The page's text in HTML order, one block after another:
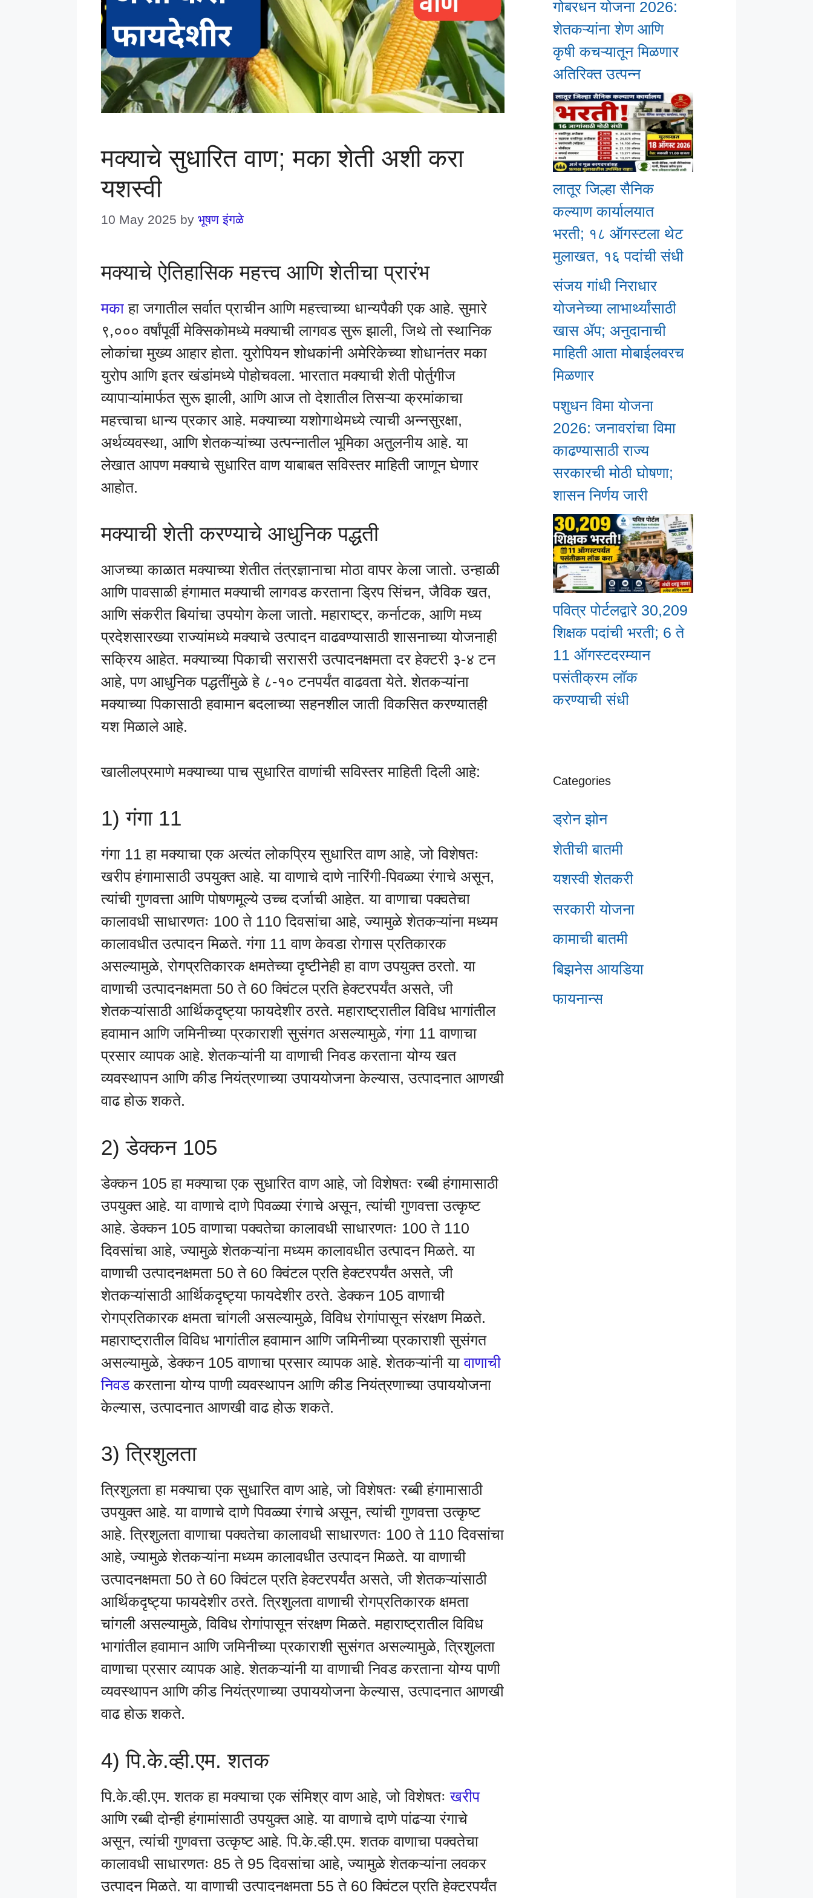
मक्याचे सुधारित वाण; मका शेती अशी करा
यशस्वी
10 May 2025 by भूषण इंगळे
मक्याचे ऐतिहासिक महत्त्व आणि शेतीचा प्रारंभ
मका हा जगातील सर्वात प्राचीन आणि महत्त्वाच्या धान्यपैकी एक आहे. सुमारे
९,००० वर्षांपूर्वी मेक्सिकोमध्ये मक्याची लागवड सुरू झाली, जिथे तो स्थानिक
लोकांचा मुख्य आहार होता. युरोपियन शोधकांनी अमेरिकेच्या शोधानंतर मका
युरोप आणि इतर खंडांमध्ये पोहोचवला. भारतात मक्याची शेती पोर्तुगीज
व्यापाऱ्यांमार्फत सुरू झाली, आणि आज तो देशातील तिसऱ्या क्रमांकाचा
महत्त्वाचा धान्य प्रकार आहे. मक्याच्या यशोगाथेमध्ये त्याची अन्नसुरक्षा,
अर्थव्यवस्था, आणि शेतकऱ्यांच्या उत्पन्नातील भूमिका अतुलनीय आहे. या
लेखात आपण मक्याचे सुधारित वाण याबाबत सविस्तर माहिती जाणून घेणार
आहोत.
मक्याची शेती करण्याचे आधुनिक पद्धती
आजच्या काळात मक्याच्या शेतीत तंत्रज्ञानाचा मोठा वापर केला जातो. उन्हाळी
आणि पावसाळी हंगामात मक्याची लागवड करताना ड्रिप सिंचन, जैविक खत,
आणि संकरीत बियांचा उपयोग केला जातो. महाराष्ट्र, कर्नाटक, आणि मध्य
प्रदेशसारख्या राज्यांमध्ये मक्याचे उत्पादन वाढवण्यासाठी शासनाच्या योजनाही
सक्रिय आहेत. मक्याच्या पिकाची सरासरी उत्पादनक्षमता दर हेक्टरी ३-४ टन
आहे, पण आधुनिक पद्धतींमुळे हे ८-१० टनपर्यंत वाढवता येते. शेतकऱ्यांना
मक्याच्या पिकासाठी हवामान बदलाच्या सहनशील जाती विकसित करण्यातही
यश मिळाले आहे.
खालीलप्रमाणे मक्याच्या पाच सुधारित वाणांची सविस्तर माहिती दिली आहे:
1) गंगा 11
गंगा 11 हा मक्याचा एक अत्यंत लोकप्रिय सुधारित वाण आहे, जो विशेषतः
खरीप हंगामासाठी उपयुक्त आहे. या वाणाचे दाणे नारिंगी-पिवळ्या रंगाचे असून,
त्यांची गुणवत्ता आणि पोषणमूल्ये उच्च दर्जाची आहेत. या वाणाचा पक्वतेचा
कालावधी साधारणतः 100 ते 110 दिवसांचा आहे, ज्यामुळे शेतकऱ्यांना मध्यम
कालावधीत उत्पादन मिळते. गंगा 11 वाण केवडा रोगास प्रतिकारक
असल्यामुळे, रोगप्रतिकारक क्षमतेच्या दृष्टीनेही हा वाण उपयुक्त ठरतो. या
वाणाची उत्पादनक्षमता 50 ते 60 क्विंटल प्रति हेक्टरपर्यंत असते, जी
शेतकऱ्यांसाठी आर्थिकदृष्ट्या फायदेशीर ठरते. महाराष्ट्रातील विविध भागांतील
हवामान आणि जमिनीच्या प्रकाराशी सुसंगत असल्यामुळे, गंगा 11 वाणाचा
प्रसार व्यापक आहे. शेतकऱ्यांनी या वाणाची निवड करताना योग्य खत
व्यवस्थापन आणि कीड नियंत्रणाच्या उपाययोजना केल्यास, उत्पादनात आणखी
वाढ होऊ शकते.
2) डेक्कन 105
डेक्कन 105 हा मक्याचा एक सुधारित वाण आहे, जो विशेषतः रब्बी हंगामासाठी
उपयुक्त आहे. या वाणाचे दाणे पिवळ्या रंगाचे असून, त्यांची गुणवत्ता उत्कृष्ट
आहे. डेक्कन 105 वाणाचा पक्वतेचा कालावधी साधारणतः 100 ते 110
दिवसांचा आहे, ज्यामुळे शेतकऱ्यांना मध्यम कालावधीत उत्पादन मिळते. या
वाणाची उत्पादनक्षमता 50 ते 60 क्विंटल प्रति हेक्टरपर्यंत असते, जी
शेतकऱ्यांसाठी आर्थिकदृष्ट्या फायदेशीर ठरते. डेक्कन 105 वाणाची
रोगप्रतिकारक क्षमता चांगली असल्यामुळे, विविध रोगांपासून संरक्षण मिळते.
महाराष्ट्रातील विविध भागांतील हवामान आणि जमिनीच्या प्रकाराशी सुसंगत
असल्यामुळे, डेक्कन 105 वाणाचा प्रसार व्यापक आहे. शेतकऱ्यांनी यावाणाची
निवडकरताना योग्य पाणी व्यवस्थापन आणि कीड नियंत्रणाच्या उपाययोजना
केल्यास, उत्पादनात आणखी वाढ होऊ शकते.
3) त्रिशुलता
त्रिशुलता हा मक्याचा एक सुधारित वाण आहे, जो विशेषतः रब्बी हंगामासाठी
उपयुक्त आहे. या वाणाचे दाणे पिवळ्या रंगाचे असून, त्यांची गुणवत्ता उत्कृष्ट
आहे. त्रिशुलता वाणाचा पक्वतेचा कालावधी साधारणतः 100 ते 110 दिवसांचा
आहे, ज्यामुळे शेतकऱ्यांना मध्यम कालावधीत उत्पादन मिळते. या वाणाची
उत्पादनक्षमता 50 ते 60 क्विंटल प्रति हेक्टरपर्यंत असते, जी शेतकऱ्यांसाठी
आर्थिकदृष्ट्या फायदेशीर ठरते. त्रिशुलता वाणाची रोगप्रतिकारक क्षमता
चांगली असल्यामुळे, विविध रोगांपासून संरक्षण मिळते. महाराष्ट्रातील विविध
भागांतील हवामान आणि जमिनीच्या प्रकाराशी सुसंगत असल्यामुळे, त्रिशुलता
वाणाचा प्रसार व्यापक आहे. शेतकऱ्यांनी या वाणाची निवड करताना योग्य पाणी
व्यवस्थापन आणि कीड नियंत्रणाच्या उपाययोजना केल्यास, उत्पादनात आणखी
वाढ होऊ शकते.
4) पि.के.व्ही.एम. शतक
पि.के.व्ही.एम. शतक हा मक्याचा एक संमिश्र वाण आहे, जो विशेषतःखरीप
आणि रब्बी दोन्ही हंगामांसाठी उपयुक्त आहे. या वाणाचे दाणे पांढऱ्या रंगाचे
असून, त्यांची गुणवत्ता उत्कृष्ट आहे. पि.के.व्ही.एम. शतक वाणाचा पक्वतेचा
कालावधी साधारणतः 85 ते 95 दिवसांचा आहे, ज्यामुळे शेतकऱ्यांना लवकर
उत्पादन मिळते. या वाणाची उत्पादनक्षमता 55 ते 60 क्विंटल प्रति हेक्टरपर्यंत
गोबरधन योजना 2026:
शेतकऱ्यांना शेण आणि
कृषी कचऱ्यातून मिळणार
अतिरिक्त उत्पन्न
लातूर जिल्हा सैनिक
कल्याण कार्यालयात
भरती; १८ ऑगस्टला थेट
मुलाखत, १६ पदांची संधी
संजय गांधी निराधार
योजनेच्या लाभार्थ्यांसाठी
खास ॲप; अनुदानाची
माहिती आता मोबाईलवरच
मिळणार
पशुधन विमा योजना
2026: जनावरांचा विमा
काढण्यासाठी राज्य
सरकारची मोठी घोषणा;
शासन निर्णय जारी
पवित्र पोर्टलद्वारे 30,209
शिक्षक पदांची भरती; 6 ते
11 ऑगस्टदरम्यान
पसंतीक्रम लॉक
करण्याची संधी
Categories
ड्रोन झोन
शेतीची बातमी
यशस्वी शेतकरी
सरकारी योजना
कामाची बातमी
बिझनेस आयडिया
फायनान्स